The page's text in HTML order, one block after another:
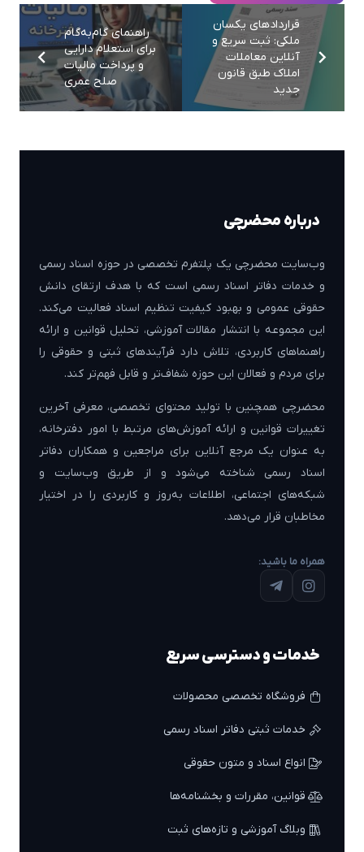
راهنمای گام‌به‌گام
برای استعلام دارایی
و پرداخت مالیات
صلح عمری
قراردادهای یکسان
ملکی: ثبت سریع و
آنلاین معاملات
املاک طبق قانون
جدید
درباره محضرچی
وب‌سایت محضرچی یک پلتفرم تخصصی در حوزه اسناد رسمی
و خدمات دفاتر اسناد رسمی است که با هدف ارتقای دانش
حقوقی عمومی و بهبود کیفیت تنظیم اسناد فعالیت می‌کند.
این مجموعه با انتشار مقالات آموزشی، تحلیل قوانین و ارائه
راهنماهای کاربردی، تلاش دارد فرآیندهای ثبتی و حقوقی را
برای مردم و فعالان این حوزه شفاف‌تر و قابل فهم‌تر کند.
محضرچی همچنین با تولید محتوای تخصصی، معرفی آخرین
تغییرات قوانین و ارائه آموزش‌های مرتبط با امور دفترخانه،
به عنوان یک مرجع آنلاین برای مراجعین و همکاران دفاتر
اسناد رسمی شناخته می‌شود و از طریق وب‌سایت و
شبکه‌های اجتماعی، اطلاعات به‌روز و کاربردی را در اختیار
مخاطبان قرار می‌دهد.
همراه ما باشید:
خدمات و دسترسی سریع
فروشگاه تخصصی محصولات
خدمات ثبتی دفاتر اسناد رسمی
انواع اسناد و متون حقوقی
قوانین، مقررات و بخشنامه‌ها
وبلاگ آموزشی و تازه‌های ثبت